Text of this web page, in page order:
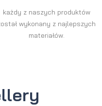
każdy z naszych produktów
wykonany z najlepszych
materiałów.